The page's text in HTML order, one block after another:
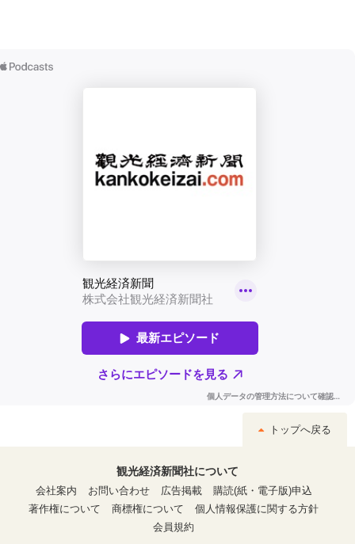
トップへ戻る
観光経済新聞社について
会社案内
お問い合わせ 広告掲載
購読(紙・電子版)申込
著作権について
商標権について
個人情報保護に関する方針
会員規約